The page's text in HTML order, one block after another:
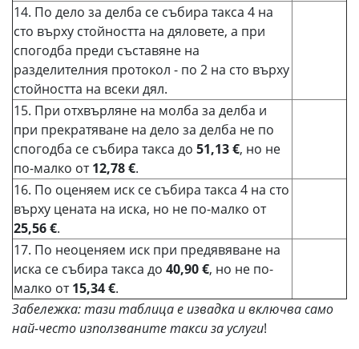
14. По дело за делба се събира такса 4 на
сто върху стойността на дяловете, а при
спогодба преди съставяне на
разделителния протокол - по 2 на сто върху
стойността на всеки дял.
15. При отхвърляне на молба за делба и
при прекратяване на дело за делба не по
спогодба се събира такса до 51,13 €, но не
по-малко от12,78 €.
16. По оценяем иск се събира такса 4 на сто
върху цената на иска, но не по-малко от
25,56 €.
17. По неоценяем иск при предявяване на
иска се събира такса до 40,90 €, но не по-
малко от15,34 €.
Забележка: тази таблица е извадка и включва само
най-често използваните такси за услуги!